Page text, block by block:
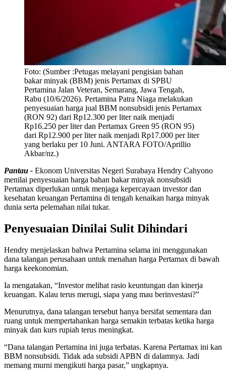
Foto: (Sumber :Petugas melayani pengisian bahan
bakar minyak (BBM) jenis Pertamax di SPBU
Pertamina Jalan Veteran, Semarang, Jawa Tengah,
Rabu (10/6/2026). Pertamina Patra Niaga melakukan
penyesuaian harga jual BBM nonsubsidi jenis Pertamax
(RON 92) dari Rp12.300 per liter naik menjadi
Rp16.250 per liter dan Pertamax Green 95 (RON 95)
dari Rp12.900 per liter naik menjadi Rp17.000 per liter
yang berlaku per 10 Juni. ANTARA FOTO/Aprillio
Akbar/nz.)
Pantau - Ekonom Universitas Negeri Surabaya Hendry Cahyono
menilai penyesuaian harga bahan bakar minyak nonsubsidi
Pertamax diperlukan untuk menjaga kepercayaan investor dan
kesehatan keuangan Pertamina di tengah kenaikan harga minyak
dunia serta pelemahan nilai tukar.
Penyesuaian Dinilai Sulit Dihindari
Hendry menjelaskan bahwa Pertamina selama ini menggunakan
dana talangan perusahaan untuk menahan harga Pertamax di bawah
harga keekonomian.
Ia mengatakan, “Investor melihat rasio keuntungan dan kinerja
keuangan. Kalau terus merugi, siapa yang mau berinvestasi?”
Menurutnya, dana talangan tersebut hanya bersifat sementara dan
ruang untuk mempertahankan harga semakin terbatas ketika harga
minyak dan kurs rupiah terus meningkat.
“Dana talangan Pertamina ini juga terbatas. Karena Pertamax ini kan
BBM nonsubsidi. Tidak ada subsidi APBN di dalamnya. Jadi
memang murni mengikuti harga pasar,” ungkapnya.